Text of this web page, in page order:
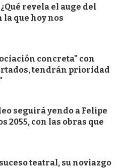
revela el auge del
que hoy nos
concreta" con
tendrán prioridad
seguirá yendo a Felipe
2055, con las obras que
teatral, su noviazgo